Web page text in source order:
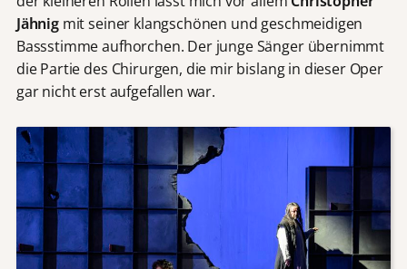
Jähnigmit seiner klangschönen und geschmeidigen
Bassstimme aufhorchen. Der junge Sänger übernimmt
die Partie des Chirurgen, die mir bislang in dieser Oper
gar nicht erst aufgefallen war.